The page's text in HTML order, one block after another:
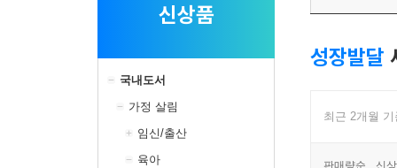
신상품
국내도서
가정 살림
임신/출산
육아
성장발달
최근 2개월
판매량순 신